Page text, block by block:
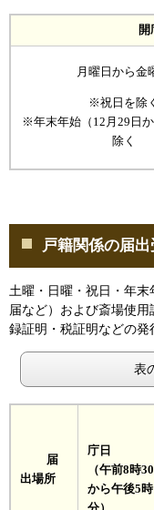
開庁
月曜日から金
※祝日を除
※年末年始（12月29日
除く
戸籍関係の届
土曜・日曜・祝日・年
届など）および斎場使
録証明・税証明などの発
表
届
出場所
庁日
（午前8時
から午後5時